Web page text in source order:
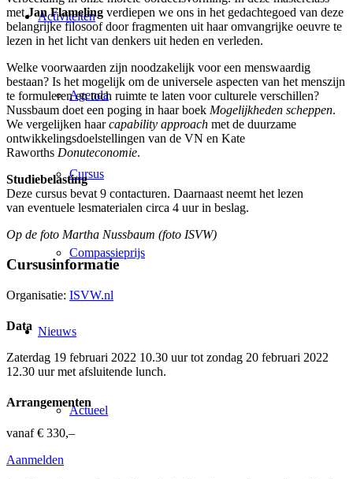
Activiteiten
Agenda
Cursus
Compassieprijs
Nieuws
Actueel
metJan Flameling verdiepen we ons in het gedachtegoed van deze
belangrijke filosoof door fragmenten uit haar omvangrijke oeuvre te
lezen in het licht van denkers uit heden en verleden.
Welke voorwaarden zijn noodzakelijk voor een menswaardig
bestaan? Is het mogelijk om de universele aspecten van het menszijn
te formuleren en toch ruimte te laten voor culturele verschillen?
Nussbaum doet een poging in haar boek Mogelijkheden scheppen.
We vergelijken haarcapability approach met de duurzame
ontwikkelingsdoelstellingen van de VN en Kate
Raworths Donuteconomie.
Studiebelasting
Deze cursus bevat 9 contacturen. Daarnaast neemt het lezen
van eventuele lesmaterialen circa 4 uur in beslag.
Op de foto Martha Nussbaum (foto ISVW)
Cursusinformatie
Organisatie: ISVW.nl
Data
Zaterdag 19 februari 2022 10.30 uur tot zondag 20 februari 2022
12.30 uur met afsluitende lunch.
Arrangementen
vanaf € 330,–
Aanmelden